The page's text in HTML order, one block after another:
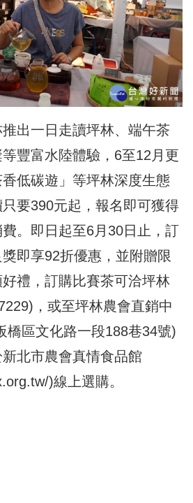
出一日走讀坪林、端午茶
豐富水陸體驗，6至12月更
低碳遊」等坪林深度生態
要390元起，報名即可獲得
。即日起至6月30日止，訂
即享92折優惠，並附贈限
禮，訂購比賽茶可洽坪林
，或至坪林農會直銷中
橋區文化路一段188巷34號)
北市農會真情食品館
)線上選購。